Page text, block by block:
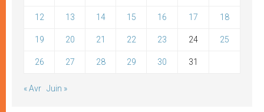
12 13 14 15 16 17 18
19 20 21 22 23 24 25
26 27 28 29 30 31
« Avr Juin »